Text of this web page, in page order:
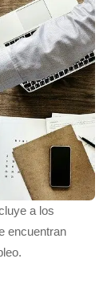
a los
encuentran